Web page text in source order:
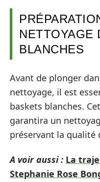
NETTOYAGE
BLANCHES
Avant de plonger
nettoyage, il est
baskets blanches.
garantira un
préservant la qualité
A voir aussi : La
Stephanie Rose